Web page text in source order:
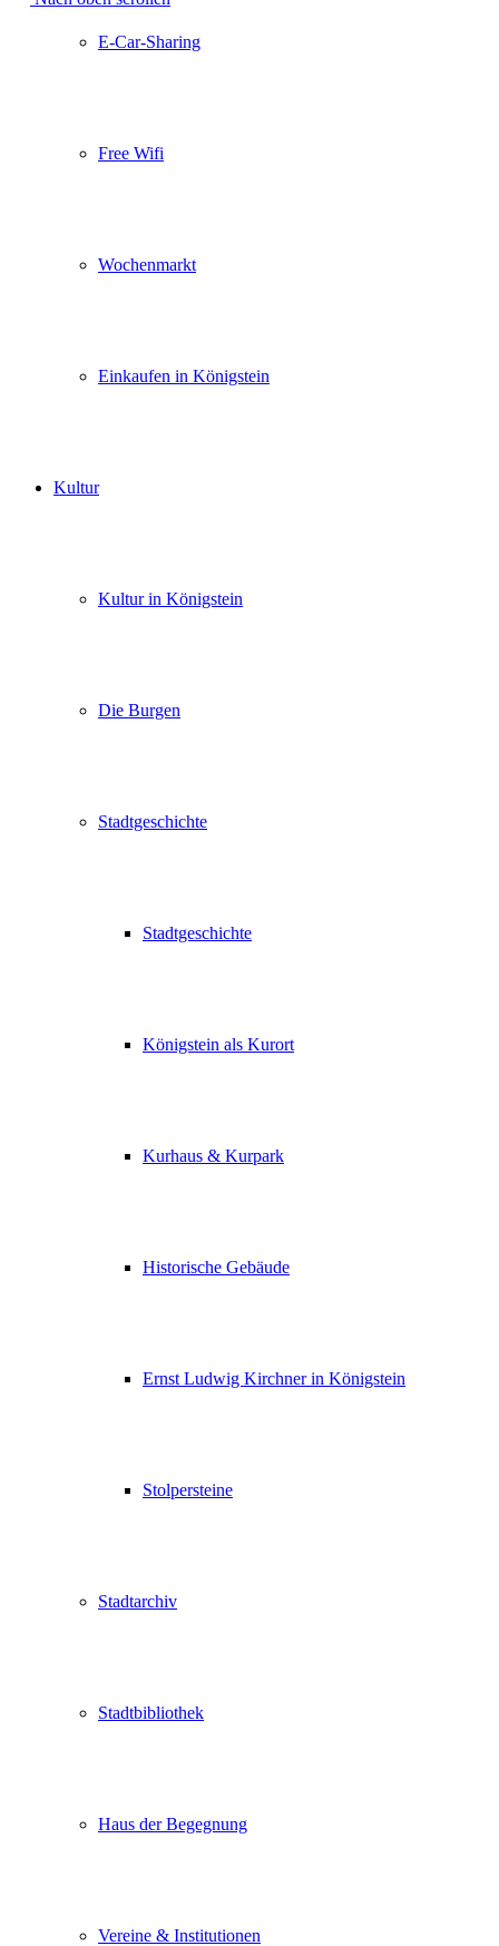
E-Car-Sharing
Free Wifi
Wochenmarkt
Einkaufen in Königstein
Kultur
Kultur in Königstein
Die Burgen
Stadtgeschichte
Stadtgeschichte
Königstein als Kurort
Kurhaus & Kurpark
Historische Gebäude
Ernst Ludwig Kirchner in Königstein
Stolpersteine
Stadtarchiv
Stadtbibliothek
Haus der Begegnung
Vereine & Institutionen